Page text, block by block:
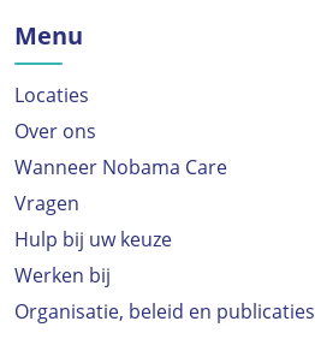
Menu
Locaties
Over ons
Wanneer Nobama Care
Vragen
Hulp bij uw keuze
Werken bij
Organisatie, beleid en publicaties